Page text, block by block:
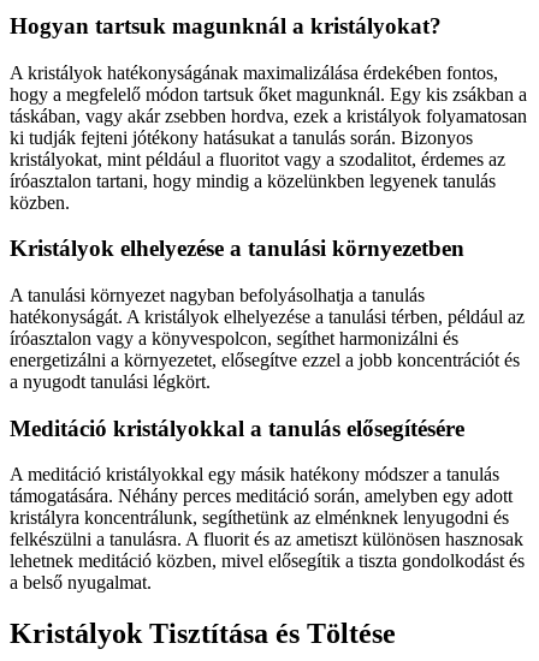
Hogyan tartsuk magunknál a kristályokat?
A kristályok hatékonyságának maximalizálása érdekében fontos,
hogy a megfelelő módon tartsuk őket magunknál. Egy kis zsákban a
táskában, vagy akár zsebben hordva, ezek a kristályok folyamatosan
ki tudják fejteni jótékony hatásukat a tanulás során. Bizonyos
kristályokat, mint például a fluoritot vagy a szodalitot, érdemes az
íróasztalon tartani, hogy mindig a közelünkben legyenek tanulás
közben.
Kristályok elhelyezése a tanulási környezetben
A tanulási környezet nagyban befolyásolhatja a tanulás
hatékonyságát. A kristályok elhelyezése a tanulási térben, például az
íróasztalon vagy a könyvespolcon, segíthet harmonizálni és
energetizálni a környezetet, elősegítve ezzel a jobb koncentrációt és
a nyugodt tanulási légkört.
Meditáció kristályokkal a tanulás elősegítésére
A meditáció kristályokkal egy másik hatékony módszer a tanulás
támogatására. Néhány perces meditáció során, amelyben egy adott
kristályra koncentrálunk, segíthetünk az elménknek lenyugodni és
felkészülni a tanulásra. A fluorit és az ametiszt különösen hasznosak
lehetnek meditáció közben, mivel elősegítik a tiszta gondolkodást és
a belső nyugalmat.
Kristályok Tisztítása és Töltése